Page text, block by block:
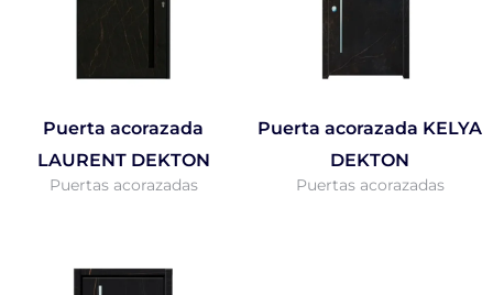
Puerta acorazada
LAURENT DEKTON
Puertas acorazadas
Puerta acorazada KELYA
DEKTON
Puertas acorazadas